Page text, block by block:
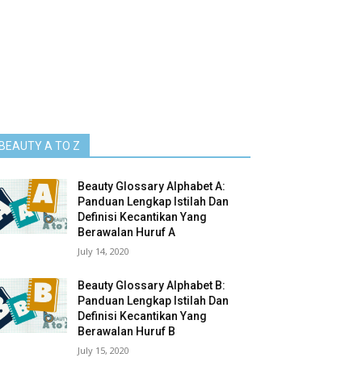
BEAUTY A TO Z
Beauty Glossary Alphabet A:
Panduan Lengkap Istilah Dan
Definisi Kecantikan Yang
Berawalan Huruf A
July 14, 2020
Beauty Glossary Alphabet B:
Panduan Lengkap Istilah Dan
Definisi Kecantikan Yang
Berawalan Huruf B
July 15, 2020